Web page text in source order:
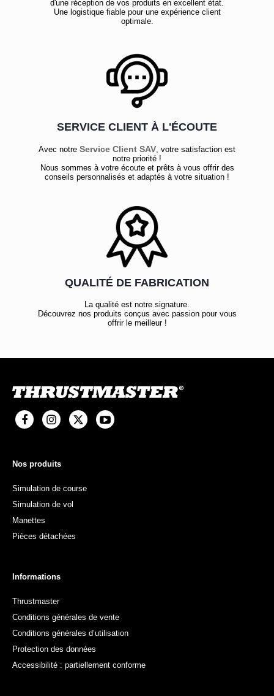
d'une réception de vos produits en excellent état.
Une logistique fiable pour une expérience client
optimale.
SERVICE CLIENT À L'ÉCOUTE
Avec notre Service Client SAV, votre satisfaction est
notre priorité !
Nous sommes à votre écoute et prêts à vous offrir des
conseils personnalisés et adaptés à votre situation !
QUALITÉ DE FABRICATION
La qualité est notre signature.
Découvrez nos produits conçus avec passion pour vous
offrir le meilleur !
Nos produits
Simulation de course
Simulation de vol
Manettes
Pièces détachées
Informations
Thrustmaster
Conditions générales de vente
Conditions générales d’utilisation
Protection des données
Accessibilité : partiellement conforme